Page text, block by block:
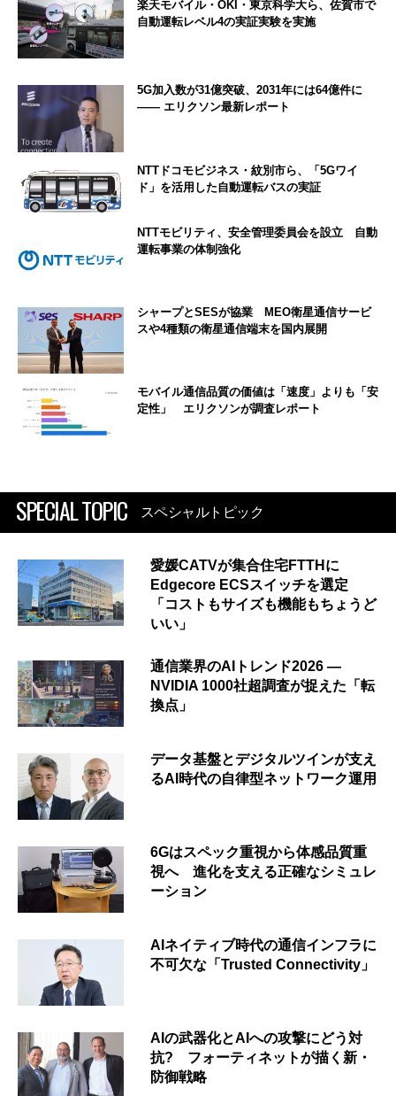
楽天モバイル・OKI・東京科学大ら、佐賀市で
自動運転レベル4の実証実験を実施
5G加入数が31億突破、2031年には64億件に
―― エリクソン最新レポート
NTTドコモビジネス・紋別市ら、「5Gワイ
ド」を活用した自動運転バスの実証
NTTモビリティ、安全管理委員会を設立 自動
運転事業の体制強化
シャープとSESが協業 MEO衛星通信サービ
スや4種類の衛星通信端末を国内展開
モバイル通信品質の価値は「速度」よりも「安
定性」 エリクソンが調査レポート
SPECIAL TOPIC スペシャルトピック
愛媛CATVが集合住宅FTTHに
Edgecore ECSスイッチを選定
「コストもサイズも機能もちょうど
いい」
通信業界のAIトレンド2026 ―
NVIDIA 1000社超調査が捉えた「転
換点」
データ基盤とデジタルツインが支え
るAI時代の自律型ネットワーク運用
6Gはスペック重視から体感品質重
視へ 進化を支える正確なシミュレ
ーション
AIネイティブ時代の通信インフラに
不可欠な「Trusted Connectivity」
AIの武器化とAIへの攻撃にどう対
抗? フォーティネットが描く新・
防御戦略